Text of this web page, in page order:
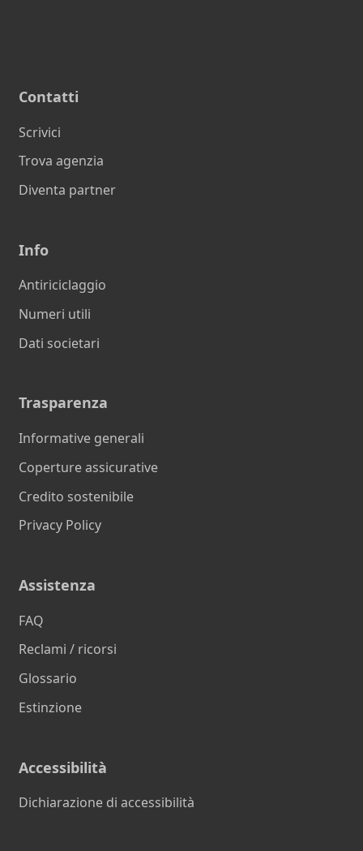
Contatti
Scrivici
Trova agenzia
Diventa partner
Info
Antiriciclaggio
Numeri utili
Dati societari
Trasparenza
Informative generali
Coperture assicurative
Credito sostenibile
Privacy Policy
Assistenza
FAQ
Reclami / ricorsi
Glossario
Estinzione
Accessibilità
Dichiarazione di accessibilità